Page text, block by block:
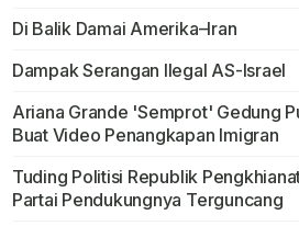
Di Balik Damai Amerika–Iran
Dampak Serangan Ilegal AS-Israel
Ariana Grande 'Semprot' Gedung
Buat Video Penangkapan Imigran
Tuding Politisi Republik
Partai Pendukungnya Terguncang